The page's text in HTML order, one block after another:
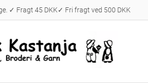
✓ Fragt 45 DKK✓ Fri fragt ved 500 DKK